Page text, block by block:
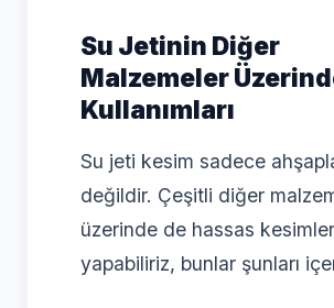
Su Jetinin Diğer
Malzemeler
Kullanımları
Su jeti kesim sadece ahşapla
değildir. Çeşitli diğer
üzerinde de hassas kesimler
yapabiliriz, bunlar şunları